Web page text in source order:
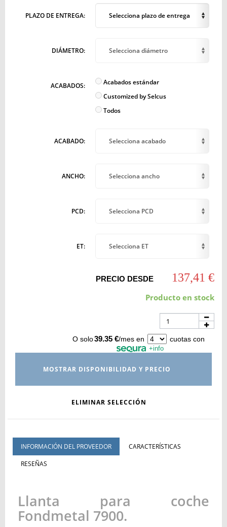
PLAZO DE ENTREGA: Selecciona plazo de entrega
DIÁMETRO: Selecciona diámetro
ACABADOS:
Acabados estándar
Customized by Selcus
Todos
ACABADO: Selecciona acabado
ANCHO: Selecciona ancho
PCD: Selecciona PCD
ET: Selecciona ET
PRECIO DESDE 137,41 €
Producto en stock
O solo39.35 €/mes en cuotas con
+info
MOSTRAR DISPONIBILIDAD Y PRECIO
ELIMINAR SELECCIÓN
INFORMACIÓN DEL PROVEEDOR
CARACTERÍSTICAS
RESEÑAS
Llanta para coche
Fondmetal 7900.